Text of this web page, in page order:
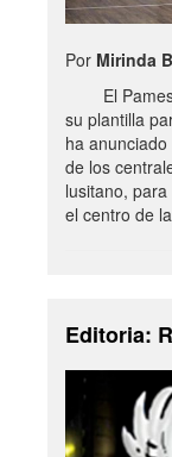
Por
El Pamesa
su plantilla
ha
de los
lusitano,
el centro de
Editoria: